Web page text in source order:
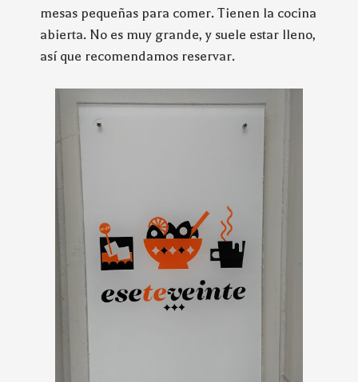
mesas pequeñas para comer. Tienen la cocina
abierta. No es muy grande, y suele estar lleno,
así que recomendamos reservar.